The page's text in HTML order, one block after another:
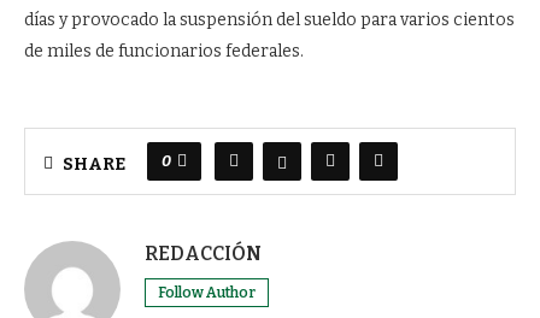
días y provocado la suspensión del sueldo para varios cientos
de miles de funcionarios federales.
SHARE 0
REDACCIÓN
Follow Author